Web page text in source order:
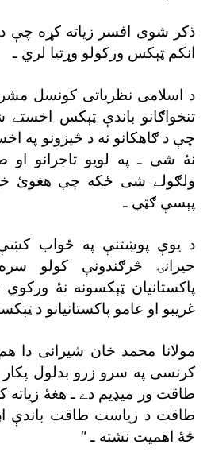
انکم ټېکس ورکولو وړتيا لري ـ
د اسلامى نظرياتى کونسل
تنخواګانو باندې ټېکس
چې د ګاهکانو نه د څيزونو په
نۀ شى ـ په لويو تاجرانو
ولګولے شى ځکه چې هغوئ
پېسې ګټي ـ
د يوې پوښتنې په ځواب کښې
حيرانۍ څرګندونې کولو
پاکستانيان ټېکسونه نۀ
غريبو او عامو پاکستانيانو د
مولانا محمد خان شيرانى دا
کرنسى په سرو زرو بدلول
طاقت ور ميډيم دے ـ هغۀ زياته
طاقت د رياست طاقت باندې
څۀ اهميت نشته ـ “